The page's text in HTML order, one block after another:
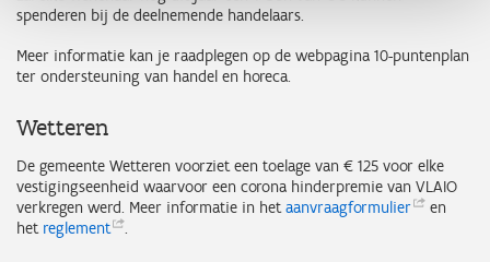
spenderen bij de deelnemende handelaars.
Meer informatie kan je raadplegen op de webpagina 10-puntenplan
ter ondersteuning van handel en horeca.
Wetteren
De gemeente Wetteren voorziet een toelage van € 125 voor elke
vestigingseenheid waarvoor een corona hinderpremie van VLAIO
verkregen werd. Meer informatie in het aanvraagformulier
en
het reglement